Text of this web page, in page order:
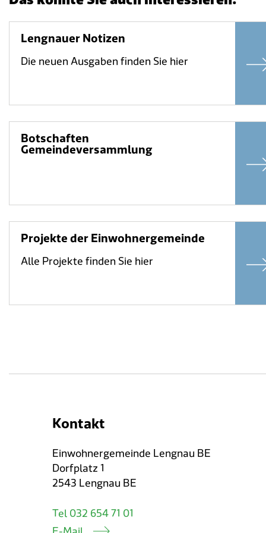
Lengnauer Notizen
Die neuen Ausgaben finden Sie hier
Botschaften
Gemeindeversammlung
Projekte der Einwohnergemeinde
Alle Projekte finden Sie hier
Kontakt
Einwohnergemeinde Lengnau BE
Dorfplatz 1
2543 Lengnau BE
Tel 032 654 71 01